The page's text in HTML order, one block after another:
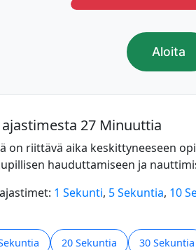
Aloita
27 Minuuttia
on riittävä aika keskittyneeseen
hauduttamiseen ja
1 Sekunti, 5 Sekuntia, 10
20 Sekuntia 30 Sekuntia